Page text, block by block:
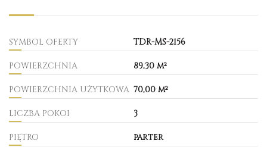
SYMBOL OFERTY TDR-MS-2156
POWIERZCHNIA 89,30 m²
POWIERZCHNIA UŻYTKOWA 70,00 m²
LICZBA POKOI 3
PIĘTRO parter